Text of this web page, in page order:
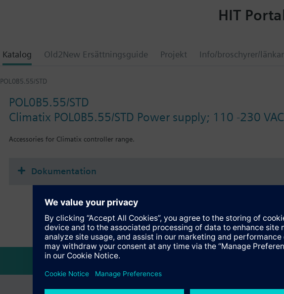
Katalog Old2New Ersättningsguide Projekt Info/broschyrer/länkar
HIT
POL0B5.55/STD
POL0B5.55/STD
Climatix POL0B5.55/STD Power supply; 110 -230
Accessories for Climatix controller range.
Dokumentation